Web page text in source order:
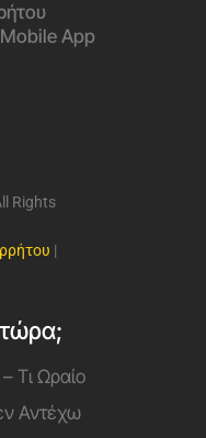
App
Rights
|
τώρα;
Τι Ωραίο
Αντέχω